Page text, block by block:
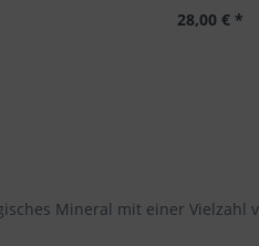
28,00 € *
Mineral mit einer Vielzahl